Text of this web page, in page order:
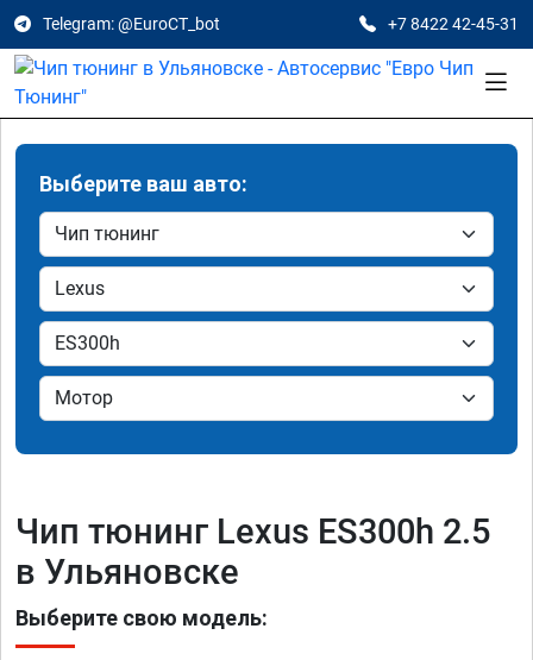
Telegram: @EuroCT_bot +7 8422 42-45-31
Выберите ваш авто:
Чип тюнинг Lexus ES300h 2.5
в Ульяновске
Выберите свою модель: